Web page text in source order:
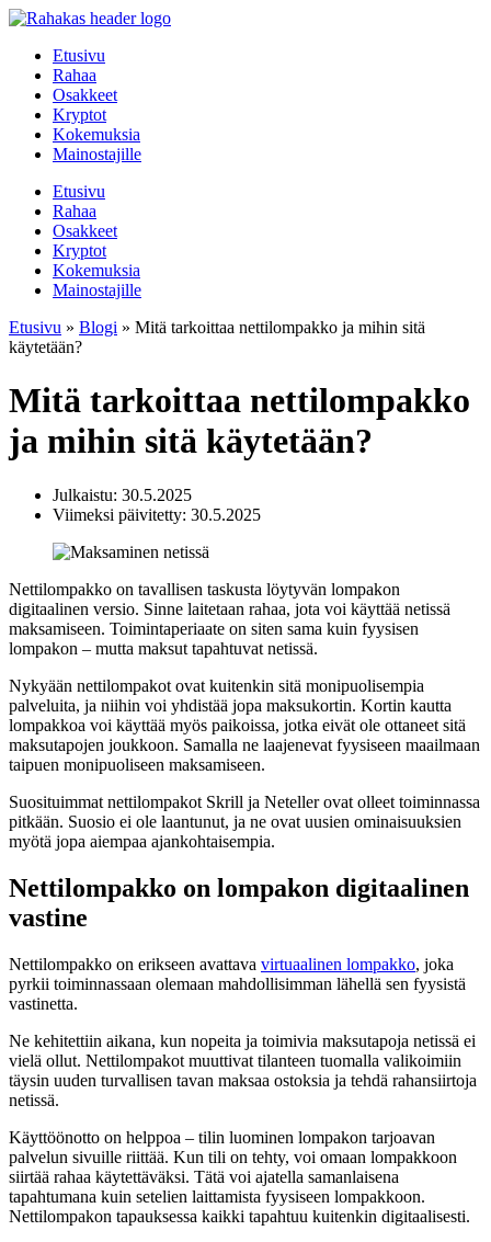
Mene
Etusivu
Rahaa
Osakkeet
Kryptot
Kokemuksia
Mainostajille
Etusivu
Rahaa
Osakkeet
Kryptot
Kokemuksia
Mainostajille
Etusivu » Blogi » Mitä tarkoittaa nettilompakko ja mihin sitä
käytetään?
Mitä tarkoittaa nettilompakko
ja mihin sitä käytetään?
Julkaistu: 30.5.2025
Viimeksi päivitetty: 30.5.2025
Nettilompakko on tavallisen taskusta löytyvän lompakon
digitaalinen versio. Sinne laitetaan rahaa, jota voi käyttää netissä
maksamiseen. Toimintaperiaate on siten sama kuin fyysisen
lompakon – mutta maksut tapahtuvat netissä.
Nykyään nettilompakot ovat kuitenkin sitä monipuolisempia
palveluita, ja niihin voi yhdistää jopa maksukortin. Kortin kautta
lompakkoa voi käyttää myös paikoissa, jotka eivät ole ottaneet sitä
maksutapojen joukkoon. Samalla ne laajenevat fyysiseen maailmaan
taipuen monipuoliseen maksamiseen.
Suosituimmat nettilompakot Skrill ja Neteller ovat olleet toiminnassa
pitkään. Suosio ei ole laantunut, ja ne ovat uusien ominaisuuksien
myötä jopa aiempaa ajankohtaisempia.
Nettilompakko on lompakon digitaalinen
vastine
Nettilompakko on erikseen avattava virtuaalinen lompakko, joka
pyrkii toiminnassaan olemaan mahdollisimman lähellä sen fyysistä
vastinetta.
Ne kehitettiin aikana, kun nopeita ja toimivia maksutapoja netissä ei
vielä ollut. Nettilompakot muuttivat tilanteen tuomalla valikoimiin
täysin uuden turvallisen tavan maksaa ostoksia ja tehdä rahansiirtoja
netissä.
Käyttöönotto on helppoa – tilin luominen lompakon tarjoavan
palvelun sivuille riittää. Kun tili on tehty, voi omaan lompakkoon
siirtää rahaa käytettäväksi. Tätä voi ajatella samanlaisena
tapahtumana kuin setelien laittamista fyysiseen lompakkoon.
Nettilompakon tapauksessa kaikki tapahtuu kuitenkin digitaalisesti.